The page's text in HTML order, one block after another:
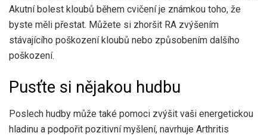
Akutní bolest kloubů během cvičení je známkou toho, že
byste měli přestat. Můžete si zhoršit RA zvýšením
stávajícího poškození kloubů nebo způsobením dalšího
poškození.
Pusťte si nějakou hudbu
Poslech hudby může také pomoci zvýšit vaši energetickou
hladinu a podpořit pozitivní myšlení, navrhuje Arthritis